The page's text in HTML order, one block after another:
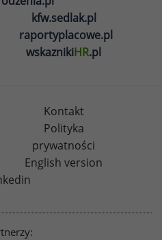
kfw.sedlak.pl
raportyplacowe.pl
wskaznikiHR.pl
Kontakt
Polityka
prywatności
English version